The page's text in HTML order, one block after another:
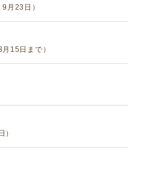
月23日）
15日まで）
）